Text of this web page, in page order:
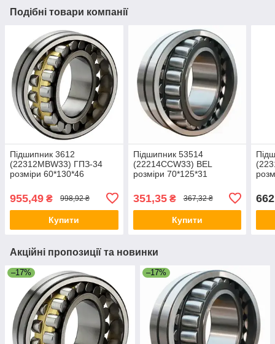
Подібні товари компанії
Підшипник 3612
(22312MBW33) ГПЗ-34
розміри 60*130*46
955,49 ₴ 998,92 ₴
Купити
Підшипник 53514
(22214CCW33) BEL
розміри 70*125*31
351,35₴ 367,32 ₴
Купити
Акційні пропозиції та новинки
–17% –17%